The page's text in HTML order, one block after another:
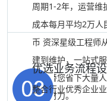
周期1-2年，运营维
成本每月平均2万人
币 资深星级工程师
建到维护，一站式服
务，替您省下大量
物力财力。
优选业务流程
整合行业优秀企业